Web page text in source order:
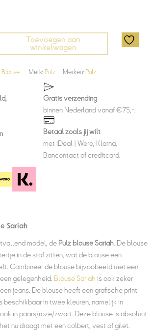
Toevoegen aan
winkelwagen
Blouse Merk: Pulz Merken: Pulz
Gratis verzending
binnen Nederland vanaf €75,-.
Betaal zoals jij wilt
met iDeal | Wero, Klarna,
Bancontact of creditcard.
Sariah
model, de Pulz blouse Sariah . De blouse
in de stof zitten, wat de blouse een
Combineer de blouse bijvoobeeld met een
gelegenheid. Blouse Sariah is ook zeker
jeans. De blouse heeft een grafische print
beschikbaar in twee kleuren, namelijk in
in paars/roze/zwart. Deze blouse is absoluut
nu draagt met een colbert, vest of gilet.